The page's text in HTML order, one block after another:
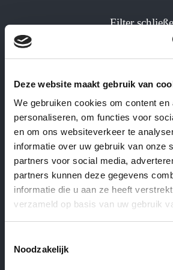
Deze website maakt gebruik van
We gebruiken cookies om content en
personaliseren, om functies voor
en om ons websiteverkeer te
informatie over uw gebruik van onze
partners voor social media,
partners kunnen deze gegevens
informatie die u aan ze heeft
verzameld op basis van uw gebruik
Noodzakelijk
WEBSHOP— ’T
Vasen &
Blumentöpfe
Filter
Kollekte Vasen &
Blumentöpfe
Farbe